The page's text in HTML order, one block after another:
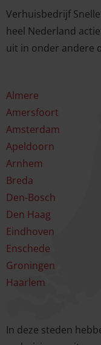
Verhuisbedrijf
heel Nederland
uit in onder andere
Almere
Amersfoort
Amsterdam
Apeldoorn
Arnhem
Breda
Den-Bosch
Den Haag
Eindhoven
Enschede
Groningen
Haarlem
In deze steden